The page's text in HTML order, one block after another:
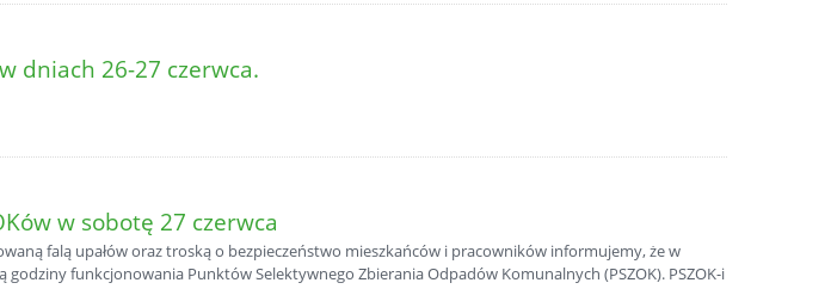
dniach 26-27 czerwca.
w sobotę 27 czerwca
falą upałów oraz troską o bezpieczeństwo mieszkańców i pracowników informujemy, że w
godziny funkcjonowania Punktów Selektywnego Zbierania Odpadów Komunalnych (PSZOK). PSZOK-i